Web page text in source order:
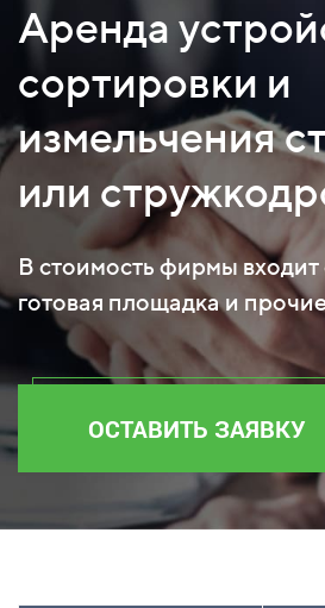
Аренда
сортировки и
измельчения
или
В стоимость фирмы
готовая площадка и
ОСТАВИТЬ ЗАЯВКУ